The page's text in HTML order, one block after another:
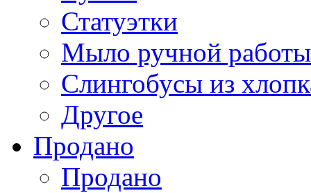
Статуэтки
Мыло ручной работы
Слингобусы из
Другое
Продано
Продано